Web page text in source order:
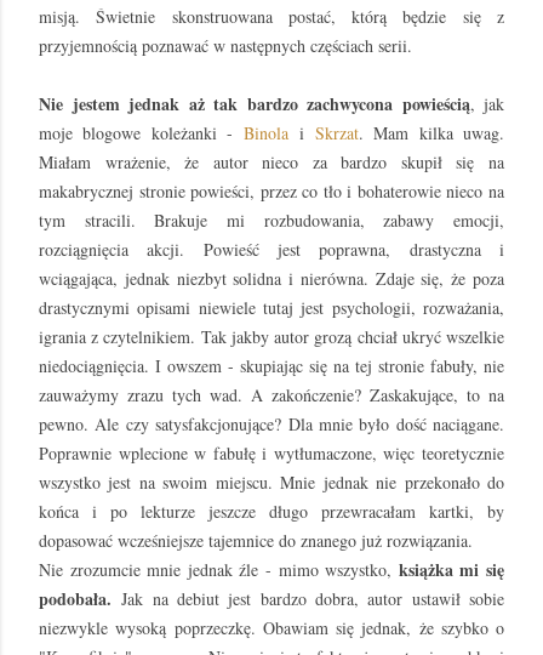
misją. Świetnie skonstruowana postać, którą będzie się z
przyjemnością poznawać w następnych częściach serii.
Nie jestem jednak aż tak bardzo zachwycona powieścią, jak
moje blogowe koleżanki - Binolai Skrzat. Mam kilka uwag.
Miałam wrażenie, że autor nieco za bardzo skupił się na
makabrycznej stronie powieści, przez co tło i bohaterowie nieco na
tym stracili. Brakuje mi rozbudowania, zabawy emocji,
rozciągnięcia akcji. Powieść jest poprawna, drastyczna i
wciągająca, jednak niezbyt solidna i nierówna. Zdaje się, że poza
drastycznymi opisami niewiele tutaj jest psychologii, rozważania,
igrania z czytelnikiem. Tak jakby autor grozą chciał ukryć wszelkie
niedociągnięcia. I owszem - skupiając się na tej stronie fabuły, nie
zauważymy zrazu tych wad. A zakończenie? Zaskakujące, to na
pewno. Ale czy satysfakcjonujące? Dla mnie było dość naciągane.
Poprawnie wplecione w fabułę i wytłumaczone, więc teoretycznie
wszystko jest na swoim miejscu. Mnie jednak nie przekonało do
końca i po lekturze jeszcze długo przewracałam kartki, by
dopasować wcześniejsze tajemnice do znanego już rozwiązania.
Nie zrozumcie mnie jednak źle - mimo wszystko, książka mi się
podobała. Jak na debiut jest bardzo dobra, autor ustawił sobie
niezwykle wysoką poprzeczkę. Obawiam się jednak, że szybko o